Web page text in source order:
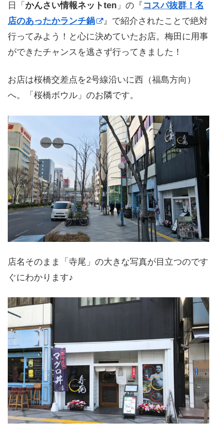
日「 かんさい情報ネットten 」の『 コスパ抜群！名
店のあったかランチ鍋
』で紹介されたことで絶対
行ってみよう！と心に決めていたお店。梅田に用事
ができたチャンスを逃さず行ってきました！
お店は桜橋交差点を2号線沿いに西（福島方向）
へ。「桜橋ボウル」のお隣です。
店名そのまま「寺尾」の大きな写真が目立つのです
ぐにわかります♪